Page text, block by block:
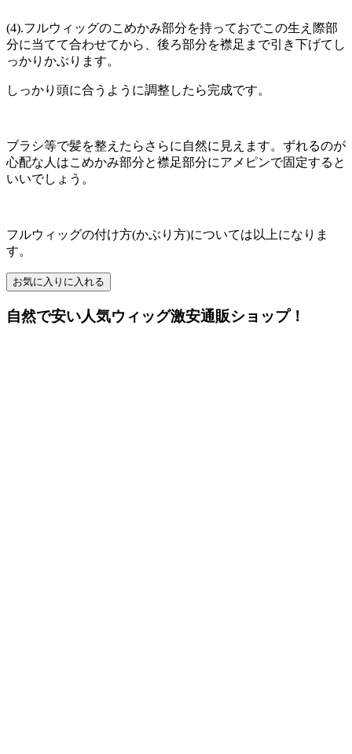
(4).フルウィッグのこめかみ部分を持っておでこの生え際部
分に当てて合わせてから、後ろ部分を襟足まで引き下げてし
っかりかぶります。
しっかり頭に合うように調整したら完成です。
ブラシ等で髪を整えたらさらに自然に見えます。ずれるのが
心配な人はこめかみ部分と襟足部分にアメピンで固定すると
いいでしょう。
フルウィッグの付け方(かぶり方)については以上になりま
す。
お気に入りに入れる
自然で安い人気ウィッグ激安通販ショップ！